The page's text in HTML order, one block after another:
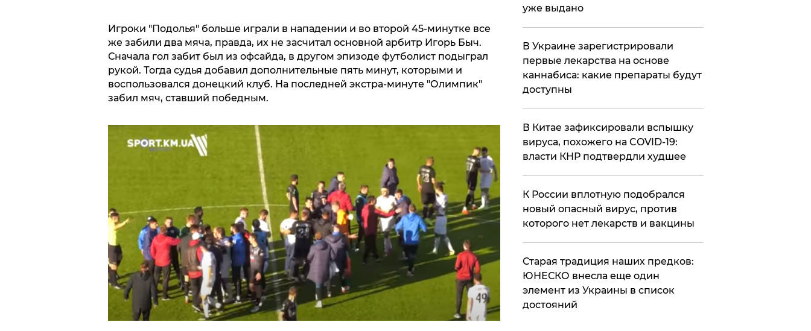
Игроки "Подолья" больше играли в нападении и во второй 45-минутке все
же забили два мяча, правда, их не засчитал основной арбитр Игорь Быч.
Сначала гол забит был из офсайда, в другом эпизоде футболист подыграл
рукой. Тогда судья добавил дополнительные пять минут, которыми и
воспользовался донецкий клуб. На последней экстра-минуте "Олимпик"
забил мяч, ставший победным.
уже выдано
В Украине зарегистрировали
первые лекарства на основе
каннабиса: какие препараты будут
доступны
В Китае зафиксировали вспышку
вируса, похожего на COVID-19:
власти КНР подтвердли худшее
К России вплотную подобрался
новый опасный вирус, против
которого нет лекарств и вакцины
​Старая традиция наших предков:
ЮНЕСКО внесла еще один
элемент из Украины в список
достояний